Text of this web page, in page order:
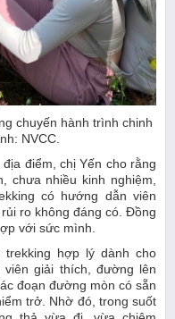
chuyến hành trình chinh
NVCC.
điểm, chị Yến cho rằng
chưa nhiều kinh nghiệm,
có hướng dẫn viên
ro không đáng có. Đồng
với sức mình.
hợp lý dành cho
giải thích, đường lên
đoạn đường mòn có sẵn
trở. Nhờ đó, trong suốt